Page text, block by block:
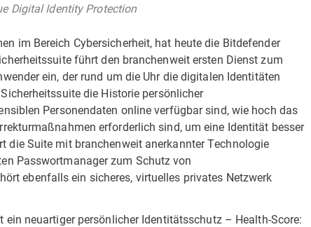
Digital Identity Protection
im Bereich Cybersicherheit, hat heute die Bitdefender
führt den branchenweit ersten Dienst zum
ein, der rund um die Uhr die digitalen Identitäten
die Historie persönlicher
Personendaten online verfügbar sind, wie hoch das
erforderlich sind, um eine Identität besser
die Suite mit branchenweit anerkannter Technologie
Passwortmanager zum Schutz von
ebenfalls ein sicheres, virtuelles privates Netzwerk
neuartiger persönlicher Identitätsschutz – Health-Score: